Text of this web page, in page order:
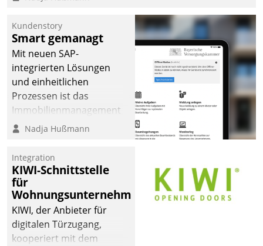
Kundenstory
Smart gemanagt
Mit neuen SAP-
integrierten Lösungen
und einheitlichen
Prozessen ist das
Immobilienmanagement
der Bayerischen
Ressort Kapitalanlage für
künftige Aufgaben und
Herausforderungen
gerüstet.
Nadja Hußmann
Integration
KIWI-Schnittstelle
für
Wohnungsunternehmen
KIWI, der Anbieter für
digitalen Türzugang,
kooperiert mit dem